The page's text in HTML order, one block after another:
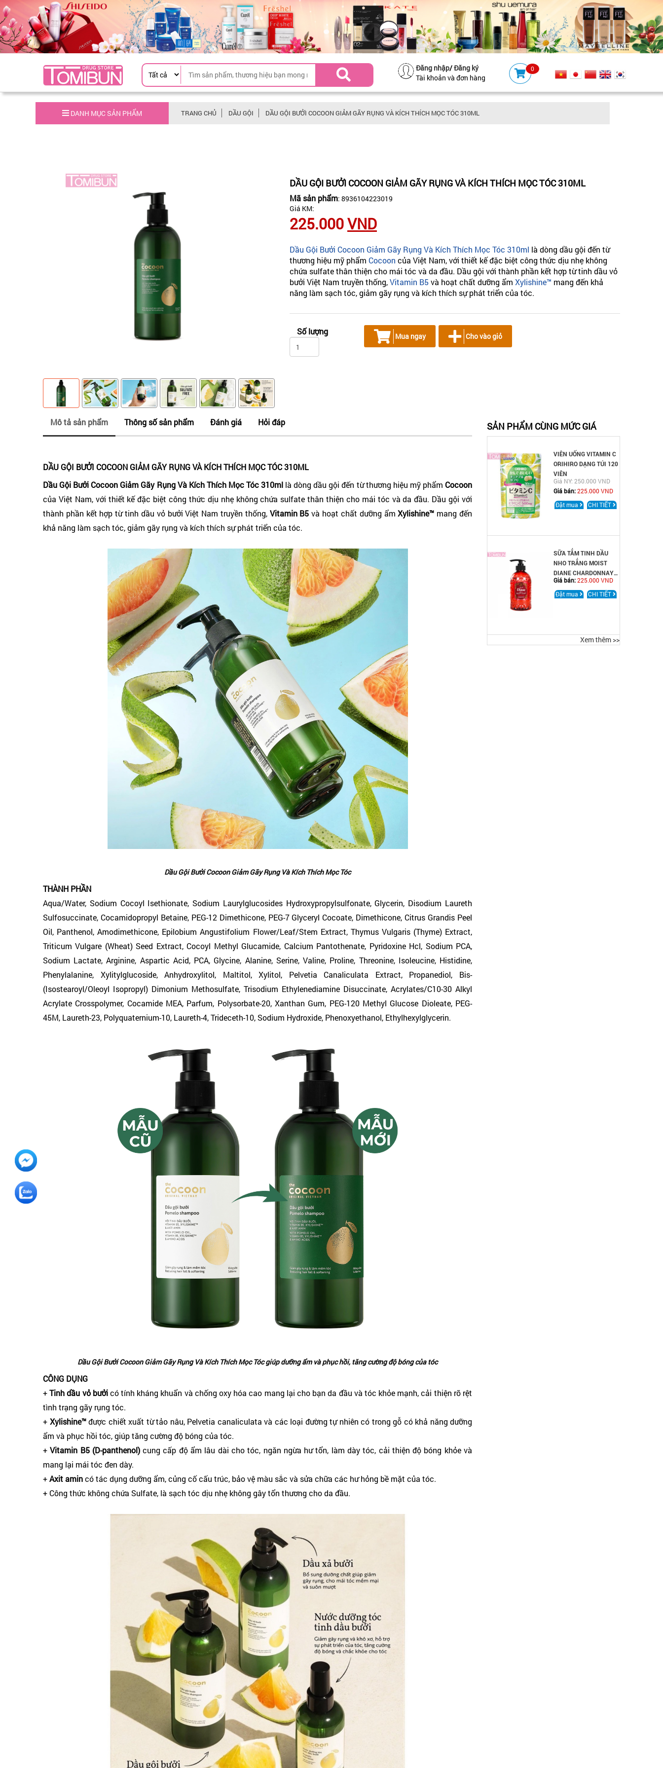
Đăng nhập/Đăng ký
Tài khoản và đơn hàng
0
DANH MỤC SẢN PHẨM TRANG CHỦ DẦU GỘI DẦU GỘI BƯỞI COCOON GIẢM GÃY RỤNG VÀ KÍCH THÍCH MỌC TÓC 310ML
DẦU GỘI BƯỞI COCOON GIẢM GÃY RỤNG VÀ KÍCH THÍCH MỌC TÓC 310ML
Mã sản phẩm: 8936104223019
Giá KM:
225.000VND
Dầu Gội Bưởi Cocoon Giảm Gãy Rụng Và Kích Thích Mọc Tóc 310ml là dòng dầu gội đến từ
thương hiệu mỹ phẩm Cocoon của Việt Nam, với thiết kế đặc biệt công thức dịu nhẹ không
chứa sulfate thân thiện cho mái tóc và da đầu. Dầu gội với thành phần kết hợp từ tinh dầu vỏ
bưởi Việt Nam truyền thống,Vitamin B5và hoạt chất dưỡng ẩm Xylishine™ mang đến khả
năng làm sạch tóc, giảm gãy rụng và kích thích sự phát triển của tóc.
Số lượng Mua ngay Cho vào giỏ
Mô tả sản phẩm Thông số sản phẩm Đánh giá Hỏi đáp
DẦU GỘI BƯỞI COCOON GIẢM GÃY RỤNG VÀ KÍCH THÍCH MỌC TÓC 310ML
Dầu Gội Bưởi Cocoon Giảm Gãy Rụng Và Kích Thích Mọc Tóc 310ml là dòng dầu gội đến từ thương hiệu mỹ phẩm Cocoon
của Việt Nam, với thiết kế đặc biệt công thức dịu nhẹ không chứa sulfate thân thiện cho mái tóc và da đầu. Dầu gội với
thành phần kết hợp từ tinh dầu vỏ bưởi Việt Nam truyền thống, Vitamin B5 và hoạt chất dưỡng ẩmXylishine™ mang đến
khả năng làm sạch tóc, giảm gãy rụng và kích thích sự phát triển của tóc.
Dầu Gội Bưởi Cocoon Giảm Gãy Rụng Và Kích Thích Mọc Tóc
THÀNH PHẦN
Aqua/Water, Sodium Cocoyl Isethionate, Sodium Laurylglucosides Hydroxypropylsulfonate, Glycerin, Disodium Laureth
Sulfosuccinate, Cocamidopropyl Betaine, PEG-12 Dimethicone, PEG-7 Glyceryl Cocoate, Dimethicone, Citrus Grandis Peel
Oil, Panthenol, Amodimethicone, Epilobium Angustifolium Flower/Leaf/Stem Extract, Thymus Vulgaris (Thyme) Extract,
Triticum Vulgare (Wheat) Seed Extract, Cocoyl Methyl Glucamide, Calcium Pantothenate, Pyridoxine Hcl, Sodium PCA,
Sodium Lactate, Arginine, Aspartic Acid, PCA, Glycine, Alanine, Serine, Valine, Proline, Threonine, Isoleucine, Histidine,
Phenylalanine, Xylitylglucoside, Anhydroxylitol, Maltitol, Xylitol, Pelvetia Canaliculata Extract, Propanediol, Bis-
(Isostearoyl/Oleoyl Isopropyl) Dimonium Methosulfate, Trisodium Ethylenediamine Disuccinate, Acrylates/C10-30 Alkyl
Acrylate Crosspolymer, Cocamide MEA, Parfum, Polysorbate-20, Xanthan Gum, PEG-120 Methyl Glucose Dioleate, PEG-
45M, Laureth-23, Polyquaternium-10, Laureth-4, Trideceth-10, Sodium Hydroxide, Phenoxyethanol, Ethylhexylglycerin.
Dầu Gội Bưởi Cocoon Giảm Gãy Rụng Và Kích Thích Mọc Tóc giúp dưỡng ẩm và phục hồi, tăng cường độ bóng của tóc
CÔNG DỤNG
+Tinh dầu vỏ bưởicó tính kháng khuẩn và chống oxy hóa cao mang lại cho bạn da đầu và tóc khỏe mạnh, cải thiện rõ rệt
tình trạng gãy rụng tóc.
+ Xylishine™được chiết xuất từ tảo nâu, Pelvetia canaliculata và các loại đường tự nhiên có trong gỗ có khả năng dưỡng
ẩm và phục hồi tóc, giúp tăng cường độ bóng của tóc.
+Vitamin B5 (D-panthenol)cung cấp độ ẩm lâu dài cho tóc, ngăn ngừa hư tổn, làm dày tóc, cải thiện độ bóng khỏe và
mang lại mái tóc đen dày.
+Axit amincó tác dụng dưỡng ẩm, củng cố cấu trúc, bảo vệ màu sắc và sửa chữa các hư hỏng bề mặt của tóc.
+ Công thức không chứa Sulfate, là sạch tóc dịu nhẹ không gây tổn thương cho da đầu.
SẢN PHẨM CÙNG MỨC GIÁ
VIÊN UỐNG VITAMIN C
ORIHIRO DẠNG TÚI 120
VIÊN
Giá NY: 250.000 VND
Giá bán:225.000 VND
Đặt mua
CHI TIẾT
SỮA TẮM TINH DẦU
NHO TRẮNG MOIST
DIANE CHARDONNAY
(500ML)
Giá bán:225.000 VND
Đặt mua
CHI TIẾT
Xem thêm >>